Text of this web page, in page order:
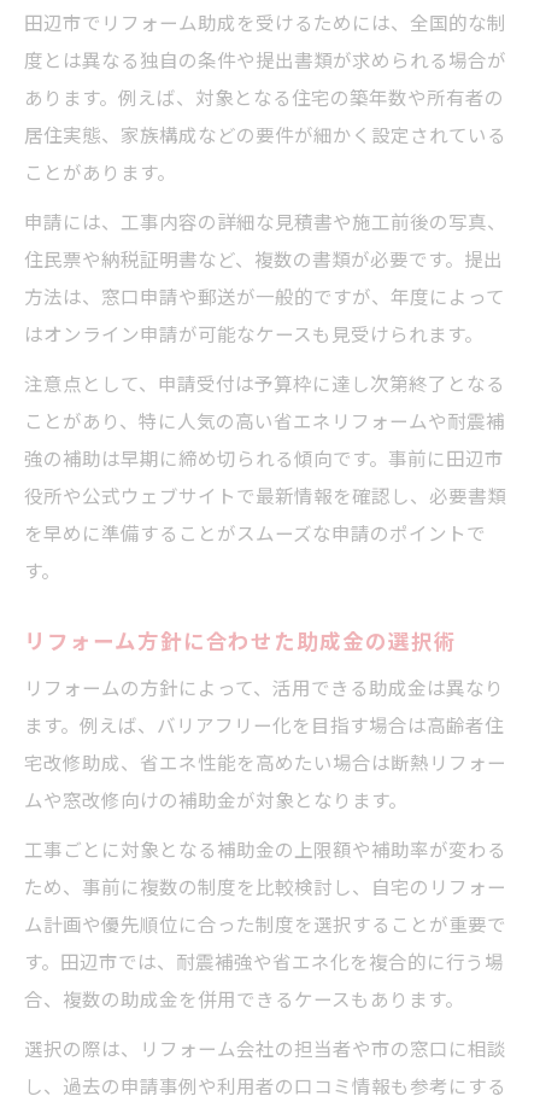
田辺市でリフォーム助成を受けるためには、全国的な制
度とは異なる独自の条件や提出書類が求められる場合が
あります。例えば、対象となる住宅の築年数や所有者の
居住実態、家族構成などの要件が細かく設定されている
ことがあります。
申請には、工事内容の詳細な見積書や施工前後の写真、
住民票や納税証明書など、複数の書類が必要です。提出
方法は、窓口申請や郵送が一般的ですが、年度によって
はオンライン申請が可能なケースも見受けられます。
注意点として、申請受付は予算枠に達し次第終了となる
ことがあり、特に人気の高い省エネリフォームや耐震補
強の補助は早期に締め切られる傾向です。事前に田辺市
役所や公式ウェブサイトで最新情報を確認し、必要書類
を早めに準備することがスムーズな申請のポイントで
す。
リフォーム方針に合わせた助成金の選択術
リフォームの方針によって、活用できる助成金は異なり
ます。例えば、バリアフリー化を目指す場合は高齢者住
宅改修助成、省エネ性能を高めたい場合は断熱リフォー
ムや窓改修向けの補助金が対象となります。
工事ごとに対象となる補助金の上限額や補助率が変わる
ため、事前に複数の制度を比較検討し、自宅のリフォー
ム計画や優先順位に合った制度を選択することが重要で
す。田辺市では、耐震補強や省エネ化を複合的に行う場
合、複数の助成金を併用できるケースもあります。
選択の際は、リフォーム会社の担当者や市の窓口に相談
し、過去の申請事例や利用者の口コミ情報も参考にする